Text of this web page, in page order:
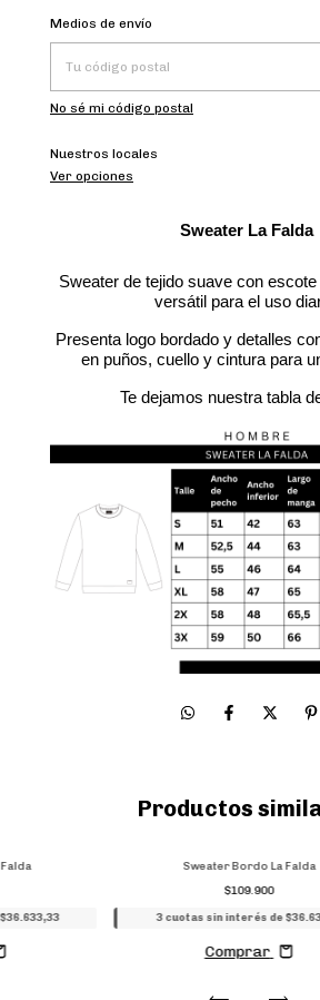
Entregas para el CP:
Medios de envío
No sé mi código postal
Nuestros locales
Ver opciones
Sweater La Falda
Sweater de tejido suave con
versátil para el uso
Presenta logo bordado y detalles
en puños, cuello y cintura para
Te dejamos nuestra tabla
Productos
Sweater Bordo La Falda
$109.900
3 cuotas sin interés de
Comprar